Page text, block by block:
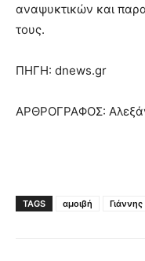
αναψυκτικών και
τους.
ΠΗΓΗ: dnews.gr
ΑΡΘΡΟΓΡΑΦΟΣ:
TAGS αμοιβή